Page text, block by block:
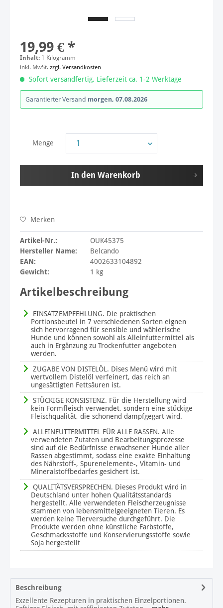
19,99 € *
Inhalt: 1 Kilogramm
inkl. MwSt. zzgl. Versandkosten
Sofort versandfertig, Lieferzeit ca. 1-2 Werktage
Garantierter Versand morgen, 07.08.2026
Menge
In den Warenkorb
Merken
Artikel-Nr.:
OUK45375
Hersteller Name:
Belcando
EAN:
4002633104892
Gewicht:
1 kg
Artikelbeschreibung
EINSATZEMPFEHLUNG. Die praktischen
Portionsbeutel in 7 verschiedenen Sorten eignen
sich hervorragend für sensible und wählerische
Hunde und können sowohl als Alleinfuttermittel als
auch in Ergänzung zu Trockenfutter angeboten
werden.
ZUGABE VON DISTELÖL. Dises Menü wird mit
wertvollem Distelöl verfeinert, das reich an
ungesättigten Fettsäuren ist.
STÜCKIGE KONSISTENZ. Für die Herstellung wird
kein Formfleisch verwendet, sondern eine stückige
Fleischqualität, die schonend dampfgegart wird.
ALLEINFUTTERMITTEL FÜR ALLE RASSEN. Alle
verwendeten Zutaten und Bearbeitungsprozesse
sind auf die Bedürfnisse erwachsener Hunde aller
Rassen abgestimmt, sodass eine exakte Einhaltung
des Nährstoff-, Spurenelemente-, Vitamin- und
Mineralstoffbedarfes gesichert ist.
QUALITÄTSVERSPRECHEN. Dieses Produkt wird in
Deutschland unter hohen Qualitätsstandards
hergestellt. Alle verwendeten Fleischerzeugnisse
stammen von lebensmittelgeeigneten Tieren. Es
werden keine Tierversuche durchgeführt. Die
Produkte werden ohne künstliche Farbstoffe,
Geschmacksstoffe und Konservierungsstoffe sowie
Soja hergestellt
Beschreibung
Exzellente Rezepturen in praktischen Einzelportionen.